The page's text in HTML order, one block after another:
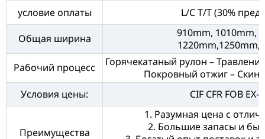
условие оплаты
L/C T/T (30%
Общая ширина
910mm, 1010mm,
Рабочий процесс
Горячекатаный рулон –
Покровный отжиг – Скин-
Условия цены:
CIF CFR FOB EX-
Преимущества
1. Разумная цена с
2. Большие запасы и